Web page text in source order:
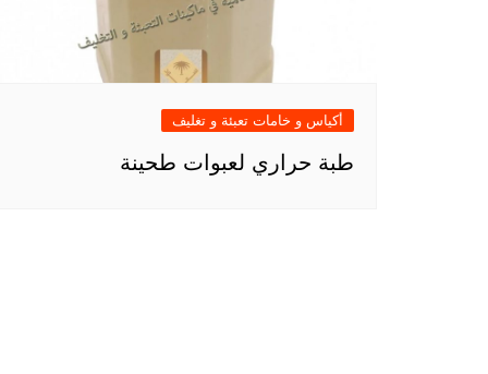
أكياس و خامات تعبئة و تغليف
طبة حراري لعبوات طحينة